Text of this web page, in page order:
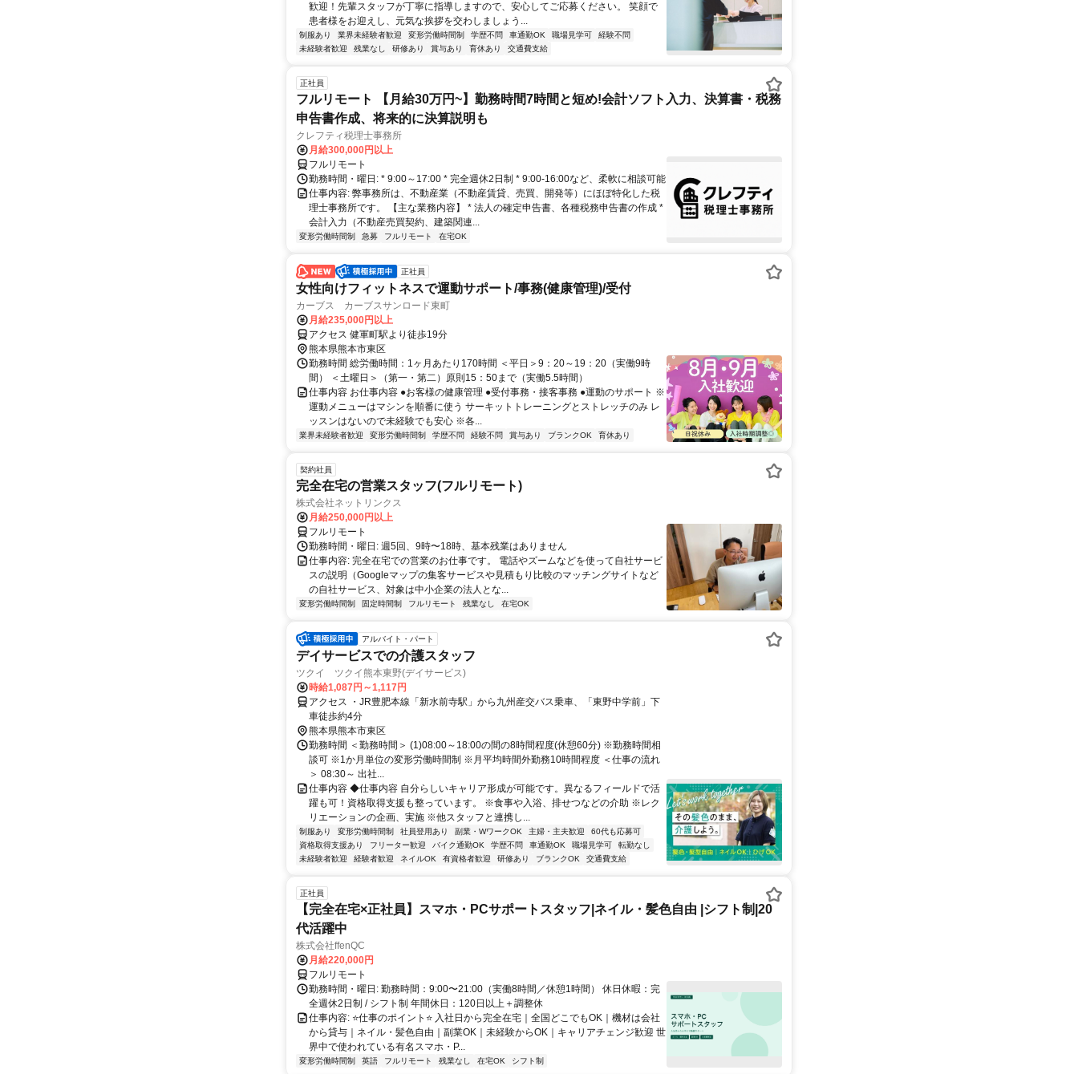
歓迎！先輩スタッフが丁寧に指導しますので、安心してご応募ください。 笑顔で
患者様をお迎えし、元気な挨拶を交わしましょう...
制服あり 業界未経験者歓迎 変形労働時間制 学歴不問 車通勤OK 職場見学可
経験不問
未経験者歓迎
残業なし 研修あり 賞与あり 育休あり 交通費支給
正社員
フルリモート 【月給30万円~】勤務時間7時間と短め!会計ソフト入力、決算書・税務
申告書作成、将来的に決算説明も
クレフティ税理士事務所
月給300,000円以上
フルリモート
勤務時間・曜日: * 9:00～17:00 * 完全週休2日制 * 9:00-16:00など、柔軟に相談可能
仕事内容: 弊事務所は、不動産業（不動産賃貸、売買、開発等）にほぼ特化した税
理士事務所です。 【主な業務内容】 * 法人の確定申告書、各種税務申告書の作成 *
会計入力（不動産売買契約、建築関連...
変形労働時間制 急募 フルリモート 在宅OK
正社員
女性向けフィットネスで運動サポート/事務(健康管理)/受付
カーブス カーブスサンロード東町
月給235,000円以上
アクセス 健軍町駅より徒歩19分
熊本県熊本市東区
勤務時間 総労働時間：1ヶ月あたり170時間 ＜平日＞9：20～19：20（実働9時
間） ＜土曜日＞（第一・第二）原則15：50まで（実働5.5時間）
仕事内容 お仕事内容 ●お客様の健康管理 ●受付事務・接客事務 ●運動のサポート ※
運動メニューはマシンを順番に使う サーキットトレーニングとストレッチのみ レ
ッスンはないので未経験でも安心 ※各...
業界未経験者歓迎 変形労働時間制 学歴不問 経験不問 賞与あり ブランクOK 育休あり
契約社員
完全在宅の営業スタッフ(フルリモート)
株式会社ネットリンクス
月給250,000円以上
フルリモート
勤務時間・曜日: 週5回、9時〜18時、基本残業はありません
仕事内容: 完全在宅での営業のお仕事です。 電話やズームなどを使って自社サービ
スの説明（Googleマップの集客サービスや見積もり比較のマッチングサイトなど
の自社サービス、対象は中小企業の法人とな...
変形労働時間制 固定時間制 フルリモート 残業なし 在宅OK
アルバイト・パート
デイサービスでの介護スタッフ
ツクイ ツクイ熊本東野(デイサービス)
時給1,087円～1,117円
アクセス ・JR豊肥本線「新水前寺駅」から九州産交バス乗車、「東野中学前」下
車徒歩約4分
熊本県熊本市東区
勤務時間 ＜勤務時間＞ (1)08:00～18:00の間の8時間程度(休憩60分) ※勤務時間相
談可 ※1か月単位の変形労働時間制 ※月平均時間外勤務10時間程度 ＜仕事の流れ
＞ 08:30～ 出社...
仕事内容 ◆仕事内容 自分らしいキャリア形成が可能です。異なるフィールドで活
躍も可！資格取得支援も整っています。 ※食事や入浴、排せつなどの介助 ※レク
リエーションの企画、実施 ※他スタッフと連携し...
制服あり 変形労働時間制 社員登用あり 副業・WワークOK 主婦・主夫歓迎
60代も応募可
資格取得支援あり
フリーター歓迎 バイク通勤OK 学歴不問 車通勤OK 職場見学可
転勤なし
未経験者歓迎
経験者歓迎 ネイルOK 有資格者歓迎 研修あり ブランクOK 交通費支給
正社員
【完全在宅×正社員】スマホ・PCサポートスタッフ|ネイル・髪色自由 |シフト制|20
代活躍中
株式会社ffenQC
月給220,000円
フルリモート
勤務時間・曜日: 勤務時間：9:00〜21:00（実働8時間／休憩1時間） 休日休暇：完
全週休2日制 / シフト制 年間休日：120日以上＋調整休
仕事内容: ⭐️仕事のポイント⭐️ 入社日から完全在宅｜全国どこでもOK｜機材は会社
から貸与｜ネイル・髪色自由｜副業OK｜未経験からOK｜キャリアチェンジ歓迎 世
界中で使われている有名スマホ・P...
変形労働時間制 英語 フルリモート 残業なし 在宅OK シフト制